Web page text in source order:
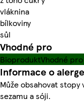
vláknina
bílkoviny
sůl
Vhodné pro
BioproduktVhodné
Informace o
Může obsahovat
sezamu a sóji.